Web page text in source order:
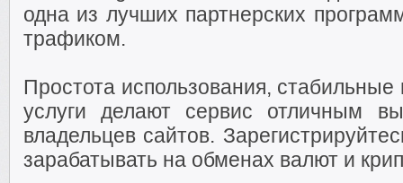
одна из лучших партнерских
трафиком.
Простота использования,
услуги делают сервис отличным
владельцев сайтов.
зарабатывать на обменах валют и